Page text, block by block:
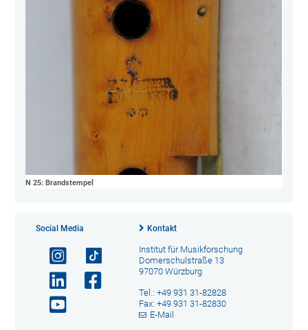
N 25: Brandstempel
Social Media Kontakt
Institut für Musikforschung
Domerschulstraße 13
97070 Würzburg
Tel.: +49 931 31-82828
Fax: +49 931 31-82830
E-Mail